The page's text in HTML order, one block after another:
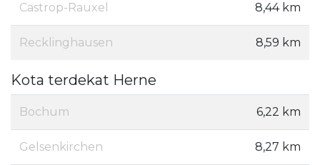
Castrop-Rauxel 8,44 km
Recklinghausen 8,59 km
Kota terdekat Herne
Bochum 6,22 km
Gelsenkirchen 8,27 km